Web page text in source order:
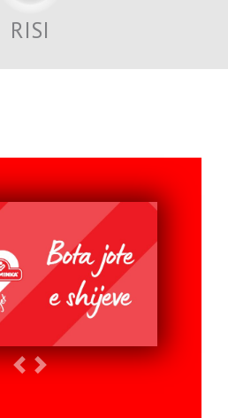
RISI
Previous
Next